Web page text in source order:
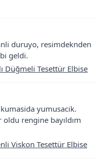
duruyo, resimdeknden
geldi.
Düğmeli Tesettür Elbise
yumusacik.
rengine bayıldım
Viskon Tesettür Elbise